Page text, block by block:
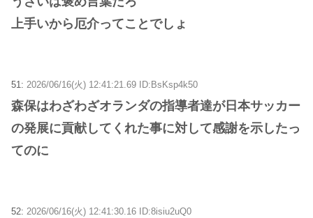
上手いから厄介ってことでしょ
51: 2026/06/16(火) 12:41:21.69 ID:BsKsp4k50
森保はわざわざオランダの指導者達が日本サッカー
の発展に貢献してくれた事に対して感謝を示したっ
てのに
52: 2026/06/16(火) 12:41:30.16 ID:8isiu2uQ0